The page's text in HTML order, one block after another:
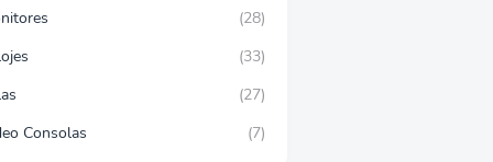
(28)
(33)
(27)
Consolas
(7)